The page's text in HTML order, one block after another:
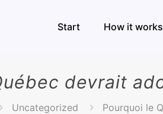
Start How it works
devrait
Uncategorized Pourquoi le